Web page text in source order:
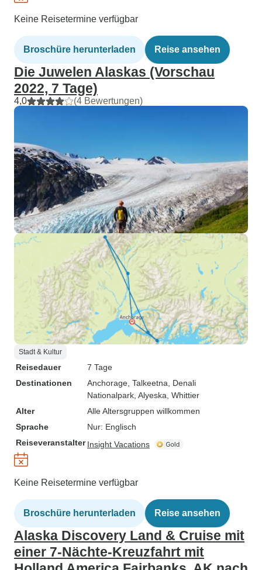
Keine Reisetermine verfügbar
Broschüre herunterladen Reise ansehen
Die Juwelen Alaskas (Vorschau
2022, 7 Tage)
4,0 (4 Bewertungen)
Stadt & Kultur
Reisedauer
7 Tage
Destinationen
Anchorage , Talkeetna , Denali
Nationalpark , Alyeska , Whittier
Alter
Alle Altersgruppen willkommen
Sprache
Nur: Englisch
Reiseveranstalter Insight Vacations
Keine Reisetermine verfügbar
Broschüre herunterladen Reise ansehen
Alaska Discovery Land & Cruise mit
einer 7-Nächte-Kreuzfahrt mit